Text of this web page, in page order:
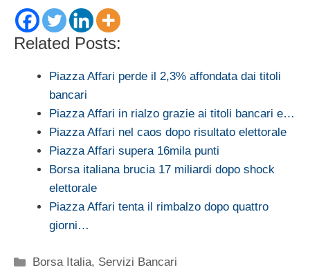
Related Posts:
Piazza Affari perde il 2,3% affondata dai titoli
bancari
Piazza Affari in rialzo grazie ai titoli bancari e…
Piazza Affari nel caos dopo risultato elettorale
Piazza Affari supera 16mila punti
Borsa italiana brucia 17 miliardi dopo shock
elettorale
Piazza Affari tenta il rimbalzo dopo quattro
giorni…
Categorie
Borsa Italia, Servizi Bancari